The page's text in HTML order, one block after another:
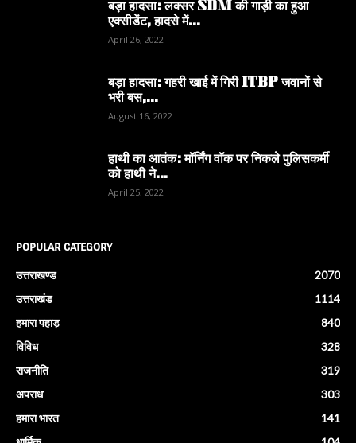
बड़ा हादसा: लक्सर SDM की गाड़ी का हुआ
एक्सीडेंट, हादसे में...
April 26, 2022
बड़ा हादसा: गहरी खाई में गिरी ITBP जवानों से
भरी बस,...
August 16, 2022
हाथी का आतंक: मॉर्निंग वॉक पर निकले पुलिसकर्मी
को हाथी ने...
April 25, 2022
POPULAR CATEGORY
उत्तराखण्ड
2070
उत्तराखंड
1114
हमारा पहाड़
840
विविध
328
राजनीति
319
अपराध
303
हमारा भारत
141